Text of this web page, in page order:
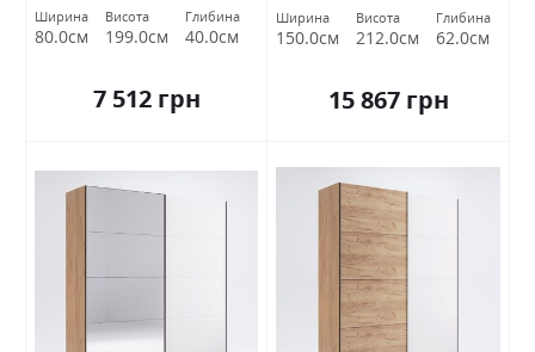
Міромарк
Ширина
80.0см
Висота
199.0см
Глибина
40.0см
7 512 грн
Міромарк
Ширина
150.0см
Висота
212.0см
Глибина
62.0см
15 867 грн